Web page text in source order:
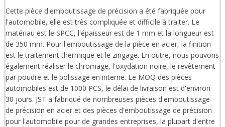
Cette pièce d'emboutissage de précision a été fabriquée pour
l'automobile, elle est très compliquée et difficile à traiter. Le
matériau est le SPCC, l'épaisseur est de 1 mm et la longueur est
de 350 mm. Pour l'emboutissage de la pièce en acier, la finition
est le traitement thermique et le zingage. En outre, nous pouvons
également réaliser le chromage, l'oxydation noire, le revêtement
par poudre et le polissage en interne. Le MOQ des pièces
automobiles est de 1000 PCS, le délai de livraison est d'environ
30 jours. JST a fabriqué de nombreuses pièces d'emboutissage
de précision en acier et des pièces d'emboutissage de précision
pour l'automobile pour de grandes entreprises, la plupart d'entre